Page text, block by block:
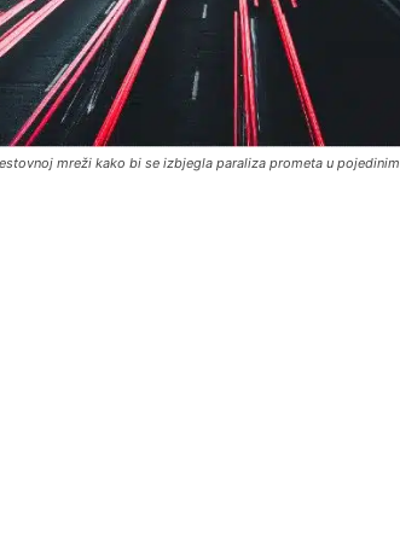
mreži kako bi se izbjegla paraliza prometa u pojedinim